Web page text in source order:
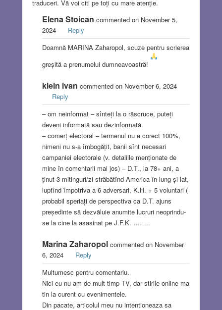
traduceri. Vă voi citi pe toți cu mare atenție.
Elena Stoican commented on November 5,
2024
Reply
Doamnă MARINA Zaharopol, scuze pentru scrierea
greșită a prenumelui dumneavoastră!
klein ivan commented on November 6, 2024
Reply
– om neinformat – sînteți la o răscruce, puteți
deveni informată sau dezinformată.
– comerț electoral – termenul nu e corect 100%,
nimeni nu s-a îmbogățit, banii sînt necesari
campaniei electorale (v. detaliile menționate de
mine în comentarii mai jos) – D.T., la 78+ ani, a
ținut 3 mitinguri/zi străbătînd America în lung și lat,
luptînd împotriva a 6 adversari, K.H. + 5 voluntari (
probabil speriați de perspectiva ca D.T. ajuns
președinte să dezvăluie anumite lucruri neoprindu-
se la cine la asasinat pe J.F.K. ……..
Marina Zaharopolcommented on November
6, 2024
Reply
Multumesc pentru comentariu.
Nici eu nu am de mult timp TV, dar stirile online ma
tin la curent cu evenimentele.
Din pacate, articolul meu nu intentioneaza sa